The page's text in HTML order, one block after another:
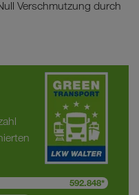
Verschmutzung durch
592.848*